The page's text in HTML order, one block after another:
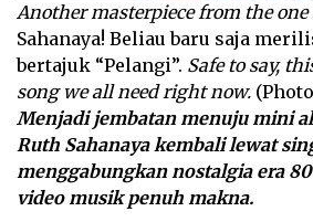
Another masterpiece from the
Sahanaya! Beliau baru saja
bertajuk “Pelangi”. Safe to say,
song we all need right now.
Menjadi jembatan menuju mini
Ruth Sahanaya kembali lewat
menggabungkan nostalgia era
video musik penuh makna.